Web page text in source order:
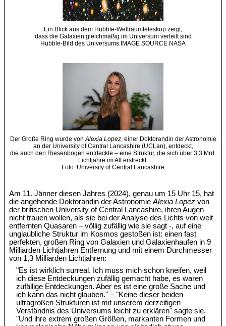
Ein Blick aus dem Hubble-Weltraumteleskop zeigt,
dass die Galaxien gleichmäßig im Universum verteilt sind
Hubble-Bild des Universums IMAGE SOURCE NASA
Der Große Ring wurde von Alexia Lopez, einer Doktorandin der Astronomie
an der University of Central Lancashire (UCLan), entdeckt,
die auch den Riesenbogen entdeckte – eine Struktur, die sich über 3,3 Mrd.
Lichtjahre im All erstreckt.
Foto: University of Central Lancashire
Am 11. Jänner diesen Jahres (2024), genau um 15 Uhr 15, hat
die angehende Doktorandin der AstronomieAlexia Lopez von
der britischen University of Central Lancashire, ihren Augen
nicht trauen wollen, als sie bei der Analyse des Lichts von weit
entfernten Quasaren – völlig zufällig wie sie sagt -, auf eine
unglaubliche Struktur im Kosmos gestoßen ist: einen fast
perfekten, großen Ring von Galaxien und Galaxienhaufen in 9
Milliarden Lichtjahren Entfernung und mit einem Durchmesser
von 1,3 Milliarden Lichtjahren:
"Es ist wirklich surreal. Ich muss mich schon kneifen, weil
ich diese Entdeckungen zufällig gemacht habe, es waren
zufällige Entdeckungen. Aber es ist eine große Sache und
ich kann das nicht glauben." – "Keine dieser beiden
ultragroßen Strukturen ist mit unserem derzeitigen
Verständnis des Universums leicht zu erklären" sagte sie.
"Und ihre extrem großen Größen, markanten Formen und